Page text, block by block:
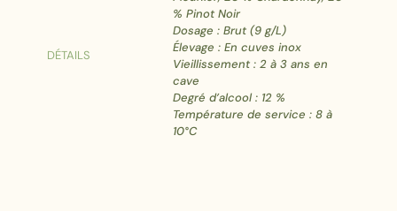
DÉTAILS
% Pinot Noir
Dosage : Brut (9 g/L)
Élevage : En cuves inox
Vieillissement : 2 à 3 ans en
cave
Degré d’alcool : 12 %
Température de service : 8 à
10°C